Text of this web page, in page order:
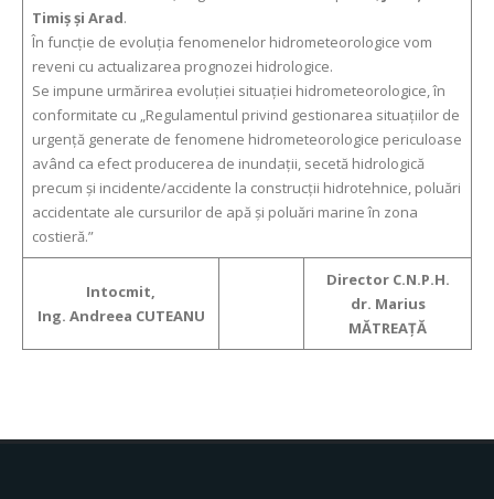
Timiș și Arad.
În funcție de evoluția fenomenelor hidrometeorologice vom
reveni cu actualizarea prognozei hidrologice.
Se impune urmărirea evoluției situației hidrometeorologice, în
conformitate cu „Regulamentul privind gestionarea situațiilor de
urgență generate de fenomene hidrometeorologice periculoase
având ca efect producerea de inundații, secetă hidrologică
precum și incidente/accidente la construcții hidrotehnice, poluări
accidentate ale cursurilor de apă și poluări marine în zona
costieră.”
Intocmit,
Ing. Andreea CUTEANU
Director C.N.P.H.
dr. Marius
MĂTREAȚĂ